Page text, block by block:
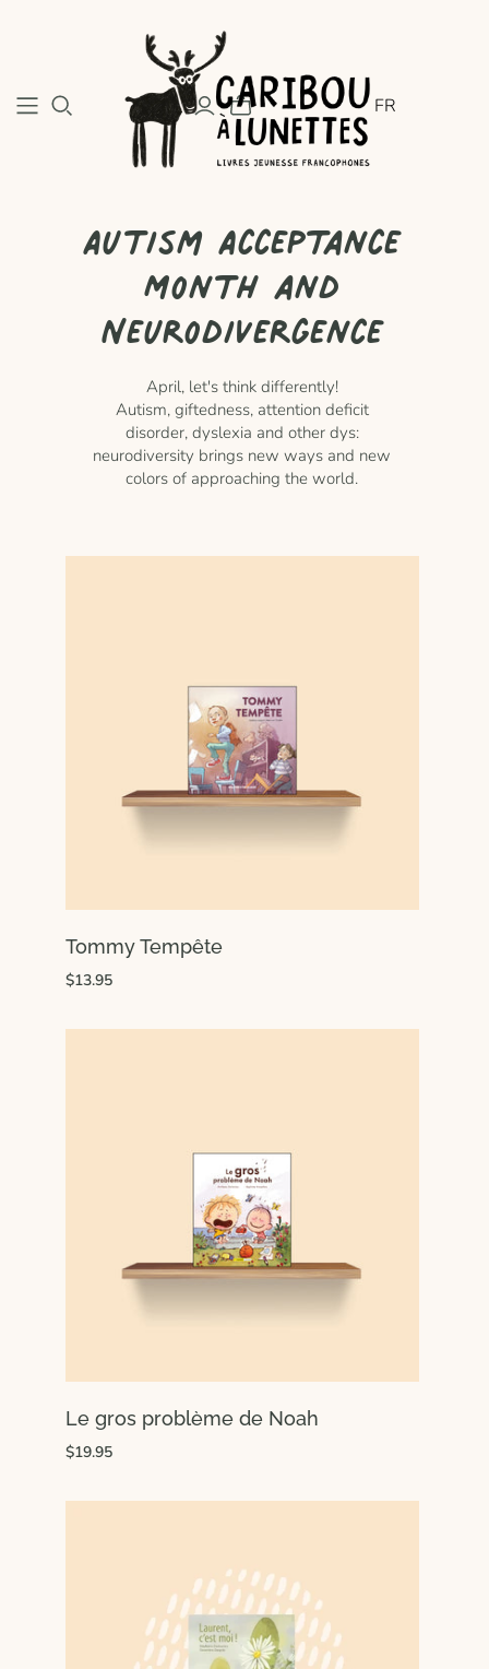
FR
Autism Acceptance
Month and
Neurodivergence
April, let's think differently!
Autism, giftedness, attention deficit
disorder, dyslexia and other dys:
neurodiversity brings new ways and new
colors of approaching the world.
Tommy Tempête
$13.95
Le gros problème de Noah
$19.95